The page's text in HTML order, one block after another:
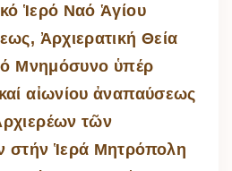
Ἱερό Ναό Ἁγίου
Ἀρχιερατική Θεία
Μνημόσυνο ὑπέρ
αἰωνίου ἀναπαύσεως
τῶν
στήν Ἱερά Μητρόπολη